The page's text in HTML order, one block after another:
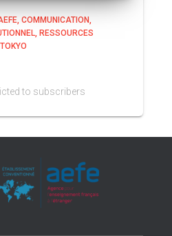
COMMUNICATION
RESSOURCES
to subscribers